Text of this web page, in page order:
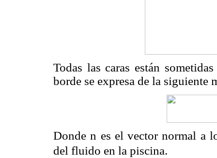
Todas las caras están
borde se expresa de la siguiente
Donde n es el vector normal a
del fluido en la piscina.